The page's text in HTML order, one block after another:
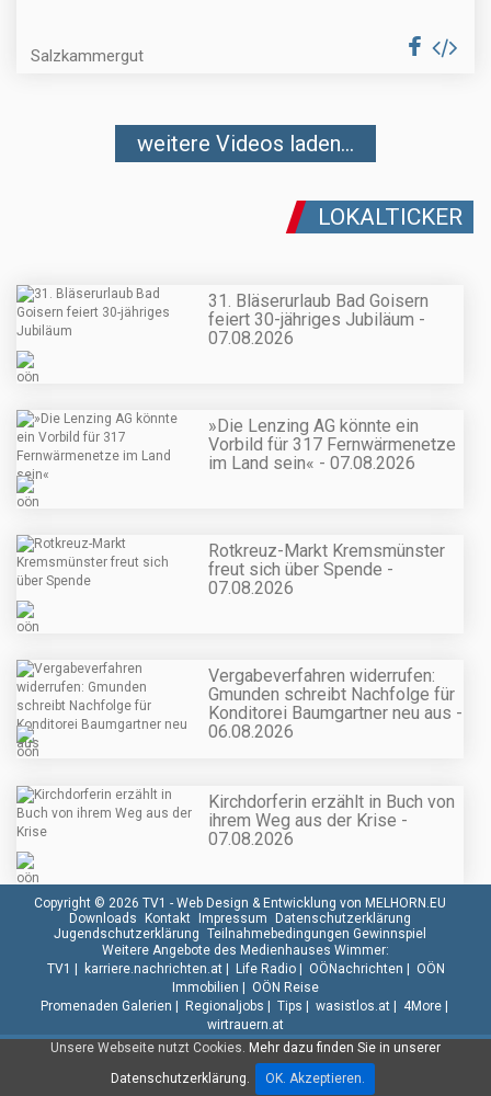
Salzkammergut
weitere Videos laden...
LOKALTICKER
31. Bläserurlaub Bad Goisern
feiert 30-jähriges Jubiläum -
07.08.2026
»Die Lenzing AG könnte ein
Vorbild für 317 Fernwärmenetze
im Land sein« - 07.08.2026
Rotkreuz-Markt Kremsmünster
freut sich über Spende -
07.08.2026
Vergabeverfahren widerrufen:
Gmunden schreibt Nachfolge für
Konditorei Baumgartner neu aus -
06.08.2026
Kirchdorferin erzählt in Buch von
ihrem Weg aus der Krise -
07.08.2026
Unsere Webseite nutzt Cookies. Mehr dazu finden Sie in unserer
Datenschutzerklärung.
OK. Akzeptieren.
Copyright © 2026 TV1 - Web Design & Entwicklung von MELHORN.EU
Downloads Kontakt Impressum Datenschutzerklärung
Jugendschutzerklärung Teilnahmebedingungen Gewinnspiel
Weitere Angebote des Medienhauses Wimmer:
TV1 | karriere.nachrichten.at| Life Radio| OÖNachrichten | OÖN
Immobilien | OÖN Reise
Promenaden Galerien | Regionaljobs | Tips | wasistlos.at| 4More|
wirtrauern.at